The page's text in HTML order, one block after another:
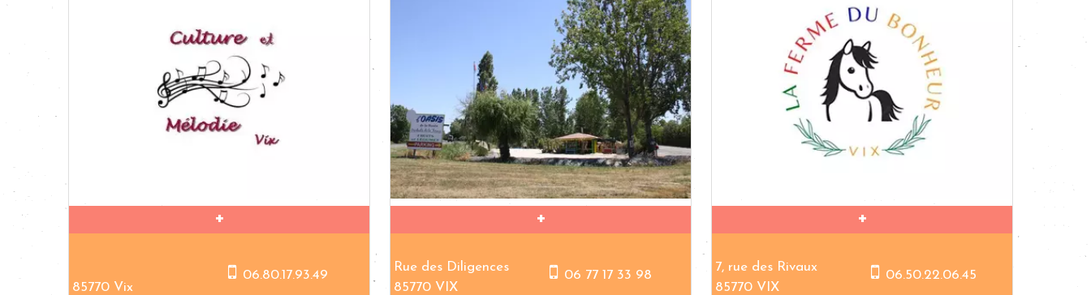
85770 Vix
06.80.17.93.49
Rue des Diligences
85770 VIX
06 77 17 33 98
7, rue des Rivaux
85770 VIX
06.50.22.06.45